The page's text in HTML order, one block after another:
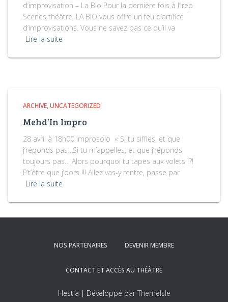
d’improvisation – La Bio Pour la dernière fois à l’Irep
Scènes théâtre, LA BIO vous offre un feu d’artifice
d’improvisations. Vous ne savez pas ce qu’il va
Lire la suite
ARCHIVE UNCATEGORIZED
Mehd’In Impro
28 avril à 18h00 improsolo « Si tu siffles, et que
j’réponds pas…Si tu m’appelles, et que j’réponds
toujours pas… Alors pourquoi tu tapes aux volets !?!
P’t’être que j’dors !!! Allez vas-y rentre, passe par
Lire la suite
NOS PARTENAIRES DEVENIR MEMBRE
CONTACT ET ACCÈS AU THÉÂTRE
Hestia | Développé par ThemeIsle